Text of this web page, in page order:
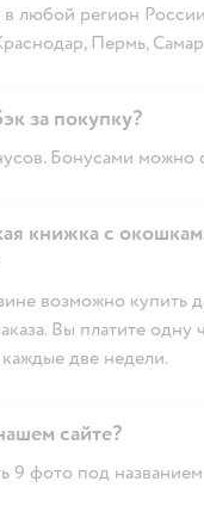
любой регион
Пермь,
за покупку?
Бонусами можно
книжка с
возможно купить
Вы платите одну
две недели.
сайте?
9 фото под названием